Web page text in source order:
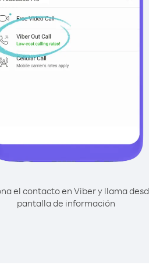
el contacto en Viber y llama
pantalla de información